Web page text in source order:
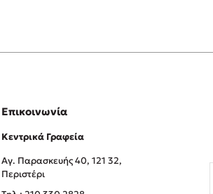
Επικοινωνία
Κεντρικά Γραφεία
Αγ. Παρασκευής 40, 121 32,
Περιστέρι